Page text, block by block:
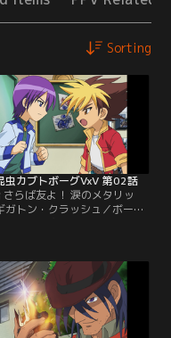
Sorting
虫カブトボーグVxV 第02話
さらば友よ！ 涙のメタリッ
ガトン・クラッシュ／ボーガ
える行動に戸惑うリュウセ
り少ない人生を懸けた勝治の
リュウセイに伝える勝治の母
の熱い想いに応えるためリュ
は勝治の挑戦を受ける事を決